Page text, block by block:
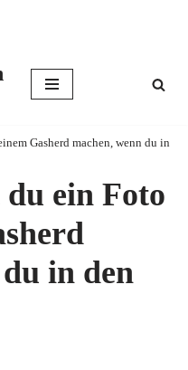
Gasherd machen, wenn du in
ein Foto
in den